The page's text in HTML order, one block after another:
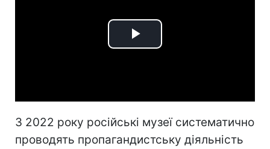
Play
З 2022 року російські музеї систематично
проводять пропагандистську діяльність